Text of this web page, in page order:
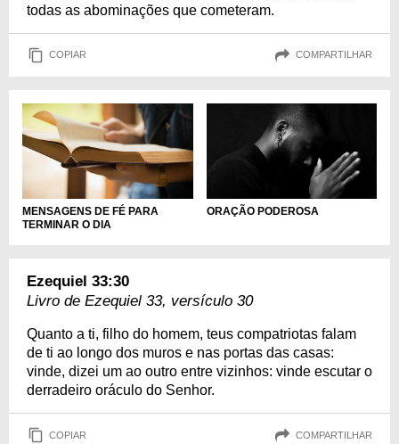
todas as abominações que cometeram.
COPIAR COMPARTILHAR
MENSAGENS DE FÉ PARA
TERMINAR O DIA
ORAÇÃO PODEROSA
Ezequiel 33:30
Livro de Ezequiel 33, versículo 30
Quanto a ti, filho do homem, teus compatriotas falam
de ti ao longo dos muros e nas portas das casas:
vinde, dizei um ao outro entre vizinhos: vinde escutar o
derradeiro oráculo do Senhor.
COPIAR COMPARTILHAR